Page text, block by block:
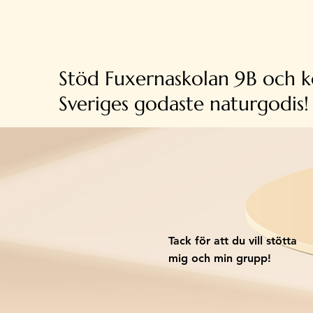
Stöd Fuxernaskolan 9B och
Sveriges godaste naturgodis!
Tack för att du vill stötta
mig och min grupp!